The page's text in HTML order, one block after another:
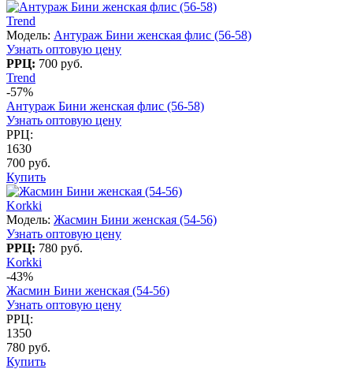
Trend
Модель: Антураж Бини женская флис (56-58)
Узнать оптовую цену
РРЦ: 700 руб.
Trend
-57%
Антураж Бини женская флис (56-58)
Узнать оптовую цену
РРЦ:
1630
700 руб.
Купить
Korkki
Модель: Жасмин Бини женская (54-56)
Узнать оптовую цену
РРЦ: 780 руб.
Korkki
-43%
Жасмин Бини женская (54-56)
Узнать оптовую цену
РРЦ:
1350
780 руб.
Купить